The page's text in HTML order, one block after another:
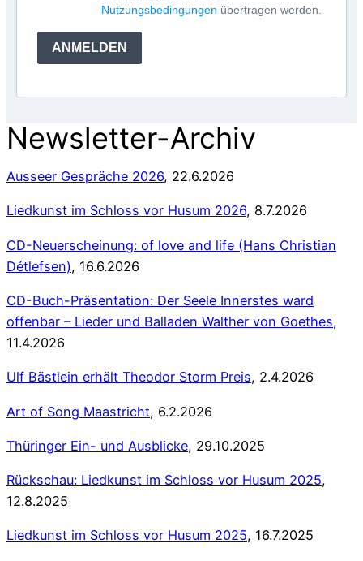
Nutzungsbedingungen übertragen werden.
ANMELDEN
Newsletter-Archiv
Ausseer Gespräche 2026, 22.6.2026
Liedkunst im Schloss vor Husum 2026, 8.7.2026
CD-Neuerscheinung: of love and life (Hans Christian
Détlefsen), 16.6.2026
CD-Buch-Präsentation: Der Seele Innerstes ward
offenbar – Lieder und Balladen Walther von Goethes,
11.4.2026
Ulf Bästlein erhält Theodor Storm Preis, 2.4.2026
Art of Song Maastricht, 6.2.2026
Thüringer Ein- und Ausblicke, 29.10.2025
Rückschau: Liedkunst im Schloss vor Husum 2025,
12.8.2025
Liedkunst im Schloss vor Husum 2025, 16.7.2025